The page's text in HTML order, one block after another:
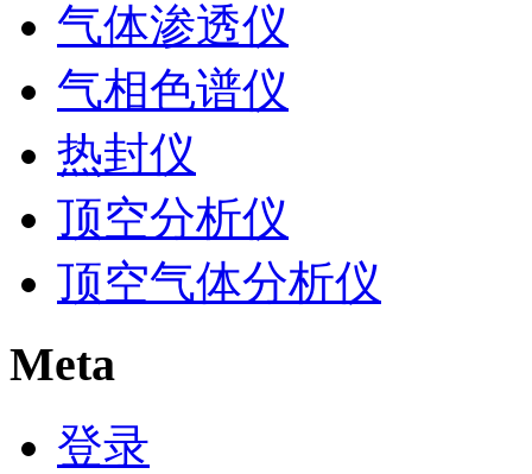
气体渗透仪
气相色谱仪
热封仪
顶空分析仪
顶空气体分析仪
Meta
登录